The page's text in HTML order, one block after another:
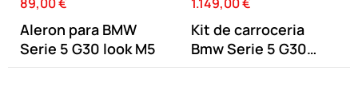
Aleron para BMW
Serie 5 G30 look M5
Kit de carroceria
Bmw Serie 5 G30
Tipo M5